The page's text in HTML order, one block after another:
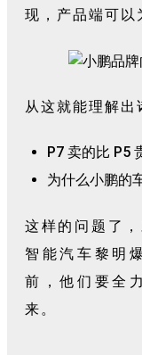
现，产品端可以
从这就能理解出
P7 卖的比 P5
为什么小鹏的
这样的问题了
智能汽车黎明
前，他们要全
来。